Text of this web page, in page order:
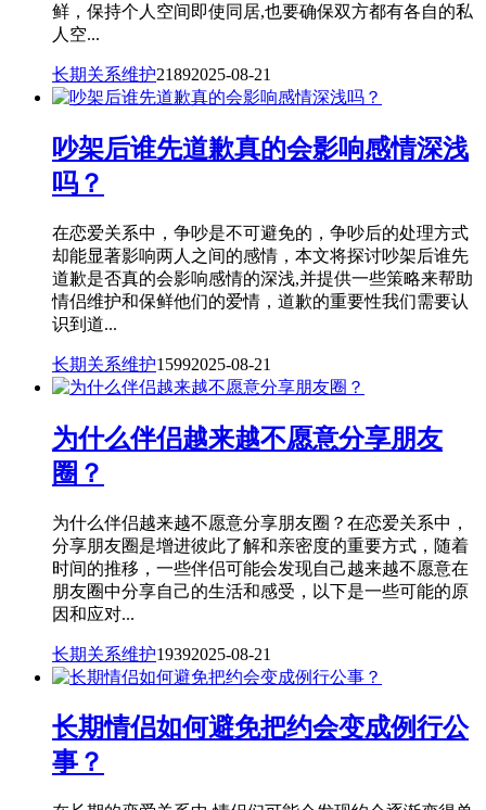
鲜，保持个人空间即使同居,也要确保双方都有各自的私
人空...
长期关系维护21892025-08-21
吵架后谁先道歉真的会影响感情深浅
吗？
在恋爱关系中，争吵是不可避免的，争吵后的处理方式
却能显著影响两人之间的感情，本文将探讨吵架后谁先
道歉是否真的会影响感情的深浅,并提供一些策略来帮助
情侣维护和保鲜他们的爱情，道歉的重要性我们需要认
识到道...
长期关系维护15992025-08-21
为什么伴侣越来越不愿意分享朋友
圈？
为什么伴侣越来越不愿意分享朋友圈？在恋爱关系中，
分享朋友圈是增进彼此了解和亲密度的重要方式，随着
时间的推移，一些伴侣可能会发现自己越来越不愿意在
朋友圈中分享自己的生活和感受，以下是一些可能的原
因和应对...
长期关系维护19392025-08-21
长期情侣如何避免把约会变成例行公
事？